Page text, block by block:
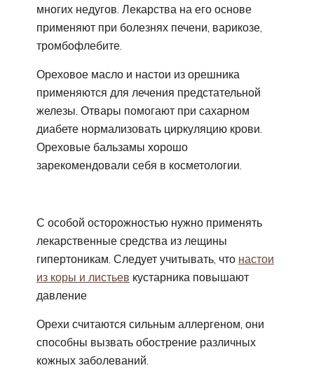
многих недугов. Лекарства на его основе
применяют при болезнях печени, варикозе,
тромбофлебите.
Ореховое масло и настои из орешника
применяются для лечения предстательной
железы. Отвары помогают при сахарном
диабете нормализовать циркуляцию крови.
Ореховые бальзамы хорошо
зарекомендовали себя в косметологии.
С особой осторожностью нужно применять
лекарственные средства из лещины
гипертоникам. Следует учитывать, что настои
из коры и листьев кустарника повышают
давление
Орехи считаются сильным аллергеном, они
способны вызвать обострение различных
кожных заболеваний.